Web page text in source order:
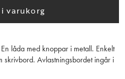
i varukorg
låda med knoppar i metall. Enkelt
skrivbord. Avlastningsbordet ingår i